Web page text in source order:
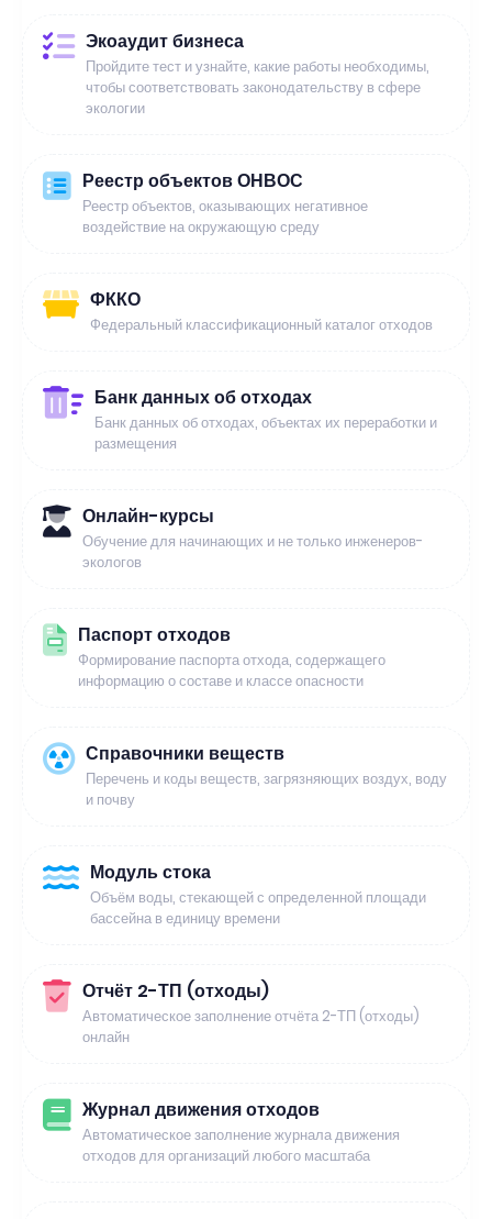
Экоаудит бизнеса
Пройдите тест и узнайте, какие работы необходимы,
чтобы соответствовать законодательству в сфере
экологии
Реестр объектов ОНВОС
Реестр объектов, оказывающих негативное
воздействие на окружающую среду
ФККО
Федеральный классификационный каталог отходов
Банк данных об отходах
Банк данных об отходах, объектах их переработки и
размещения
Онлайн-курсы
Обучение для начинающих и не только инженеров-
экологов
Паспорт отходов
Формирование паспорта отхода, содержащего
информацию о составе и классе опасности
Справочники веществ
Перечень и коды веществ, загрязняющих воздух, воду
и почву
Модуль стока
Объём воды, стекающей с определенной площади
бассейна в единицу времени
Отчёт 2-ТП (отходы)
Автоматическое заполнение отчёта 2-ТП (отходы)
онлайн
Журнал движения отходов
Автоматическое заполнение журнала движения
отходов для организаций любого масштаба